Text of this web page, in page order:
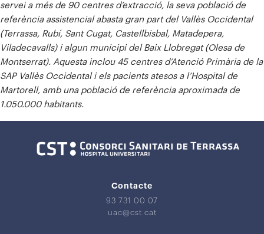
servei a més de 90 centres d’extracció, la seva població de
referència assistencial abasta gran part del Vallès Occidental
(Terrassa, Rubí, Sant Cugat, Castellbisbal, Matadepera,
Viladecavalls) i algun municipi del Baix Llobregat (Olesa de
Montserrat). Aquesta inclou 45 centres d’Atenció Primària de la
SAP Vallès Occidental i els pacients atesos a l’Hospital de
Martorell, amb una població de referència aproximada de
1.050.000 habitants.
Contacte
93 731 00 07
uac@cst.cat